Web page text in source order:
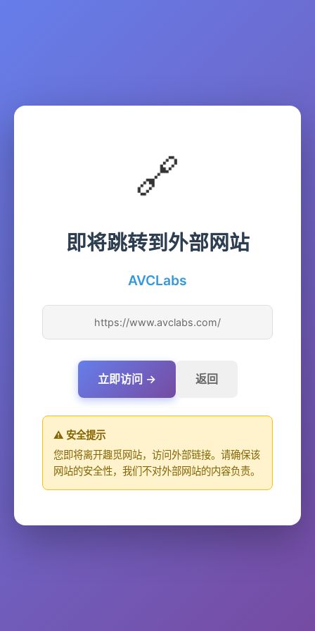
🔗
即将跳转到外部网站
AVCLabs
https://www.avclabs.com/
立即访问 → 返回
⚠️ 安全提示
您即将离开趣觅网站，访问外部链接。请确保该
网站的安全性，我们不对外部网站的内容负责。